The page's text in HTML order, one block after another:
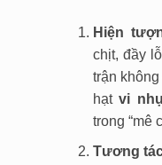
Hiện
chịt, đầy
trận
hạtvi
trong “mê
Tương